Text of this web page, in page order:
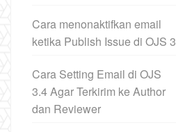
Cara menonaktifkan email
ketika Publish Issue di OJS 3
Cara Setting Email di OJS
3.4 Agar Terkirim ke Author
dan Reviewer